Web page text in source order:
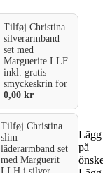
TilføjChristina
silverarmband
set med
Marguerite LLF
inkl. gratis
smyckeskrinfor
0,00kr
TilføjChristina
slim
läderarmband set
med Marguerit
på